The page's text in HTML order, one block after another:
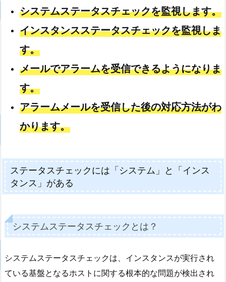
システムステータスチェックを監視します。
インスタンスステータスチェックを監視しま
す。
メールでアラームを受信できるようになりま
す。
アラームメールを受信した後の対応方法がわ
かります。
ステータスチェックには「システム」と「インス
タンス」がある
システムステータスチェックとは？
システムステータスチェックは、インスタンスが実行され
ている基盤となるホストに関する根本的な問題が検出され